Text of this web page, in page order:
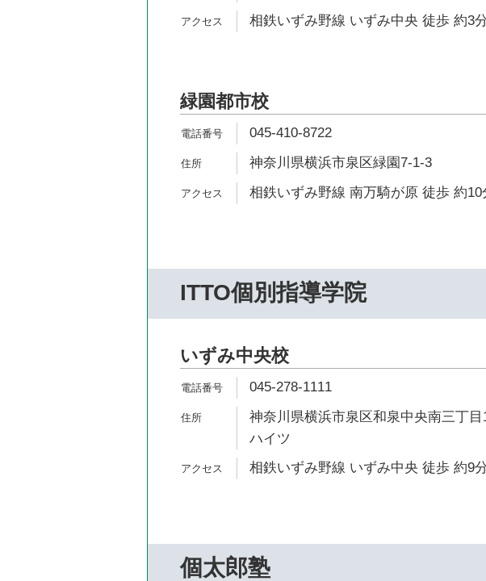
相鉄いずみ野線 いずみ中央 徒歩 約3
緑園都市校
045-410-8722
神奈川県横浜市泉区緑園7-1-3
相鉄いずみ野線 南万騎が原 徒歩 約10
ITTO個別指導学院
いずみ中央校
045-278-1111
神奈川県横浜市泉区和泉中央南三丁目
ハイツ
相鉄いずみ野線 いずみ中央 徒歩 約9
個太郎塾